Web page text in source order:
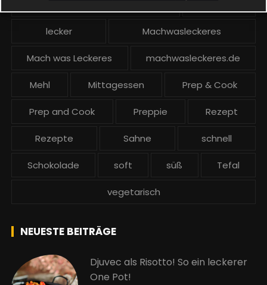
lecker Machwasleckeres
Mach was Leckeres machwasleckeres.de
Mehl Mittagessen Prep & Cook
Prep and Cook Preppie Rezept
Rezepte Sahne schnell
Schokolade soft süß Tefal
vegetarisch
NEUESTE BEITRÄGE
Djuvec als Risotto! So ein leckerer
One Pot!